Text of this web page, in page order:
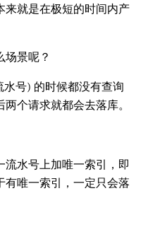
来就是在极短的时间内产
场景呢？
水号) 的时候都没有查询
个请求就都会去落库。
水号上加唯一索引，即
有唯一索引，一定只会落